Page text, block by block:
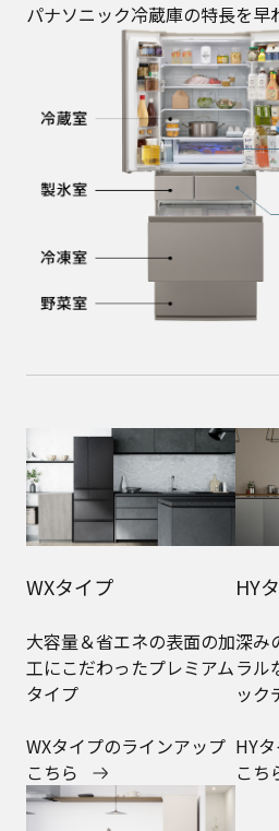
パナソニック冷蔵庫の特長を早
WXタイプ
大容量＆省エネの表面の加
工にこだわったプレミアム
タイプ
WXタイプのラインアップ
こちら
HY
深み
ラル
ック
HY
こち